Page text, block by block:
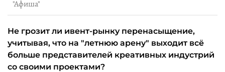
"Афиша"
Не грозит ли ивент-рынку перенасыщение,
учитывая, что на "летнюю арену" выходит всё
больше представителей креативных индустрий
со своими проектами?